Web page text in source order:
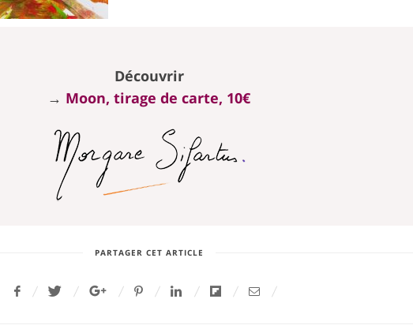
Découvrir
→ Moon, tirage de carte, 10€
PARTAGER CET ARTICLE